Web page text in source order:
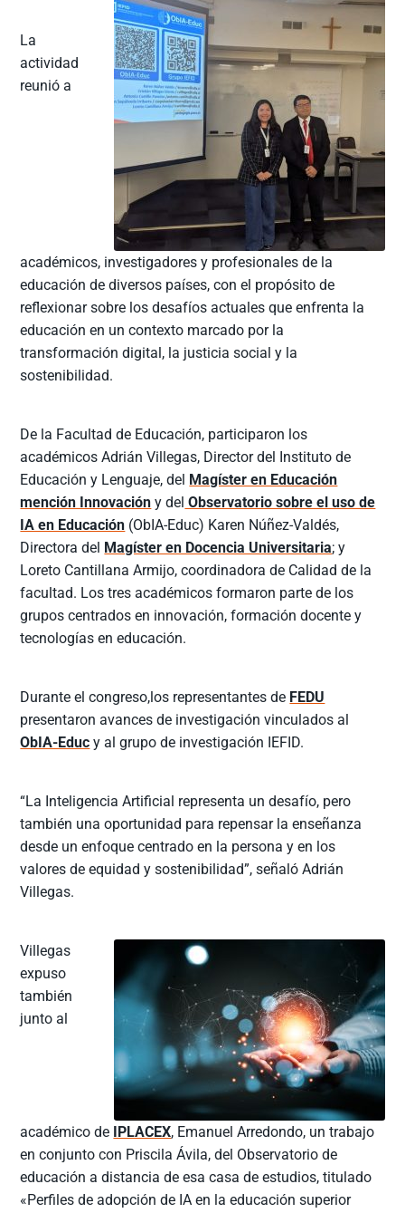
La
actividad
reunió a
académicos, investigadores y profesionales de la
educación de diversos países, con el propósito de
reflexionar sobre los desafíos actuales que enfrenta la
educación en un contexto marcado por la
transformación digital, la justicia social y la
sostenibilidad.
De la Facultad de Educación, participaron los
académicos Adrián Villegas, Director del Instituto de
Educación y Lenguaje, del Magíster en Educación
mención Innovación y del Observatorio sobre el uso de
IA en Educación (ObIA-Educ) Karen Núñez-Valdés,
Directora del Magíster en Docencia Universitaria; y
Loreto Cantillana Armijo, coordinadora de Calidad de la
facultad. Los tres académicos formaron parte de los
grupos centrados en innovación, formación docente y
tecnologías en educación.
Durante el congreso,los representantes de FEDU
presentaron avances de investigación vinculados al
ObIA-Educ y al grupo de investigación IEFID.
“La Inteligencia Artificial representa un desafío, pero
también una oportunidad para repensar la enseñanza
desde un enfoque centrado en la persona y en los
valores de equidad y sostenibilidad”, señaló Adrián
Villegas.
Villegas
expuso
también
junto al
académico de IPLACEX, Emanuel Arredondo, un trabajo
en conjunto con Priscila Ávila, del Observatorio de
educación a distancia de esa casa de estudios, titulado
«Perfiles de adopción de IA en la educación superior